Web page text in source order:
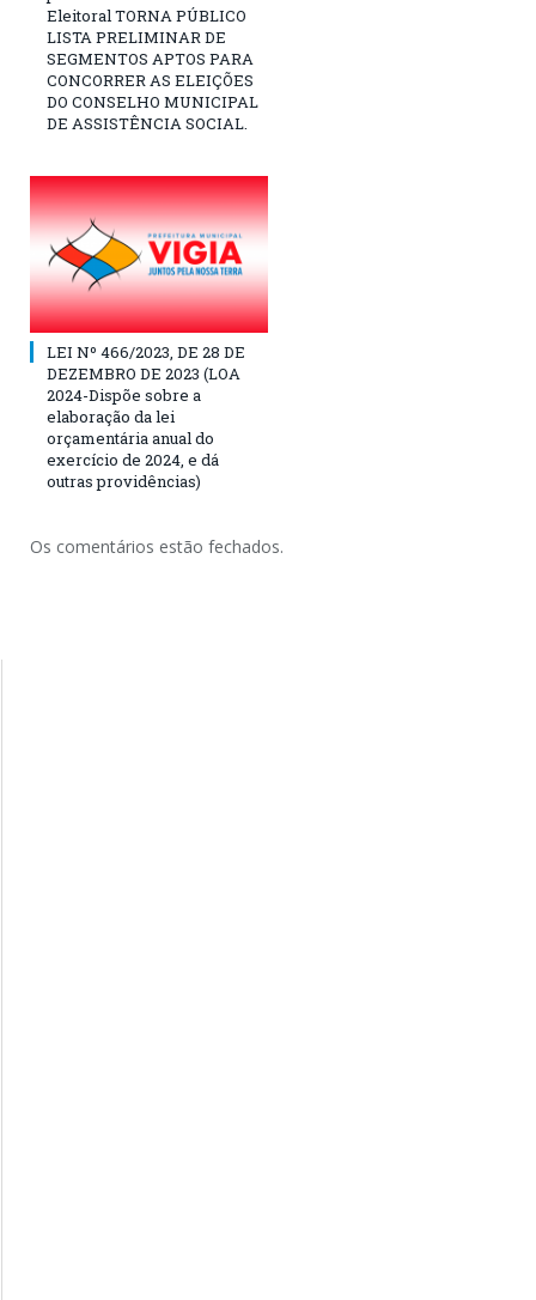
Eleitoral TORNA PÚBLICO
LISTA PRELIMINAR DE
SEGMENTOS APTOS PARA
CONCORRER AS ELEIÇÕES
DO CONSELHO MUNICIPAL
DE ASSISTÊNCIA SOCIAL.
LEI Nº 466/2023, DE 28 DE
DEZEMBRO DE 2023 (LOA
2024-Dispõe sobre a
elaboração da lei
orçamentária anual do
exercício de 2024, e dá
outras providências)
Os comentários estão fechados.